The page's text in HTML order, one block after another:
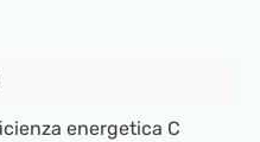
energetica C